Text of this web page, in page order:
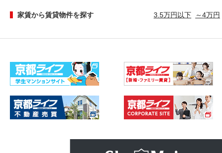
家賃から賃貸物件を探す 3.5万円以下 ～4万円